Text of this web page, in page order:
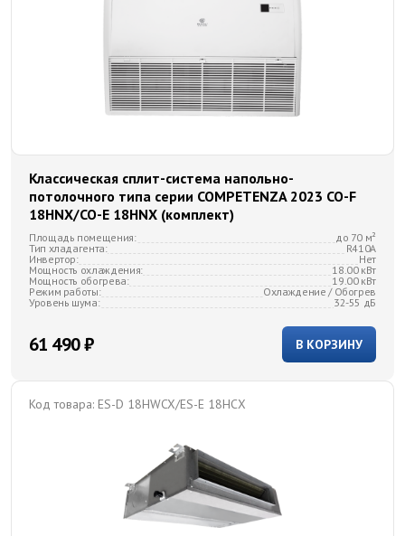
Классическая сплит-система напольно-
потолочного типа серии COMPETENZA 2023 CO-F
18HNX/CO-E 18HNX (комплект)
Площадь помещения:
до 70 м²
Тип хладагента:
R410A
Инвертор:
Нет
Мощность охлаждения:
18.00 кВт
Мощность обогрева:
19.00 кВт
Режим работы:
Охлаждение / Обогрев
Уровень шума:
32-55 дБ
В КОРЗИНУ
61 490 ₽
Код товара: ES-D 18HWCX/ES-E 18HСX